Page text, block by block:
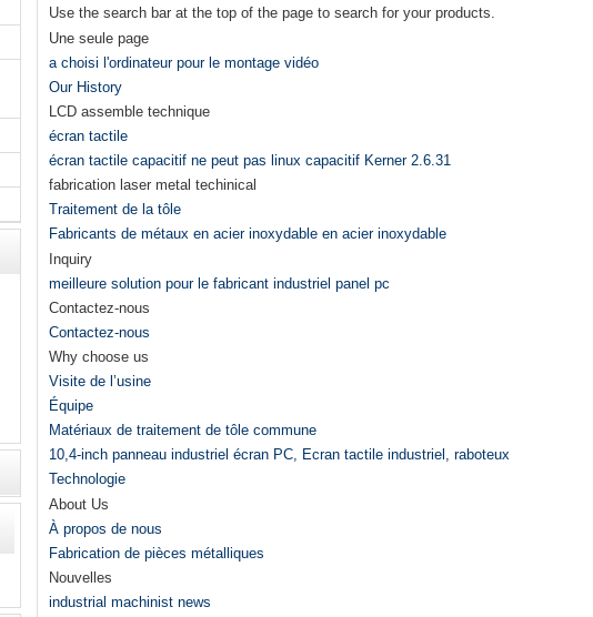
Use the search bar at the top of the page to search for your products.
Une seule page
a choisi l'ordinateur pour le montage vidéo
Our History
LCD assemble technique
écran tactile
écran tactile capacitif ne peut pas linux capacitif Kerner 2.6.31
fabrication laser metal techinical
Traitement de la tôle
Fabricants de métaux en acier inoxydable en acier inoxydable
Inquiry
meilleure solution pour le fabricant industriel panel pc
Contactez-nous
Contactez-nous
Why choose us
Visite de l’usine
Équipe
Matériaux de traitement de tôle commune
10,4-inch panneau industriel écran PC, Ecran tactile industriel, raboteux
Technologie
About Us
À propos de nous
Fabrication de pièces métalliques
Nouvelles
industrial machinist news